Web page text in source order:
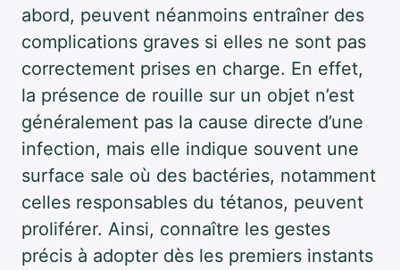
abord, peuvent néanmoins entraîner des
complications graves si elles ne sont pas
correctement prises en charge. En effet,
la présence de rouille sur un objet n’est
généralement pas la cause directe d’une
infection, mais elle indique souvent une
surface sale où des bactéries, notamment
celles responsables du tétanos, peuvent
proliférer. Ainsi, connaître les gestes
précis à adopter dès les premiers instants